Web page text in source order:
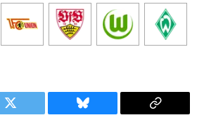
Twitter Bluesky
Copy